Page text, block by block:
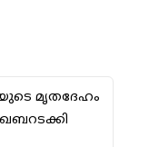
മൃതദേഹം